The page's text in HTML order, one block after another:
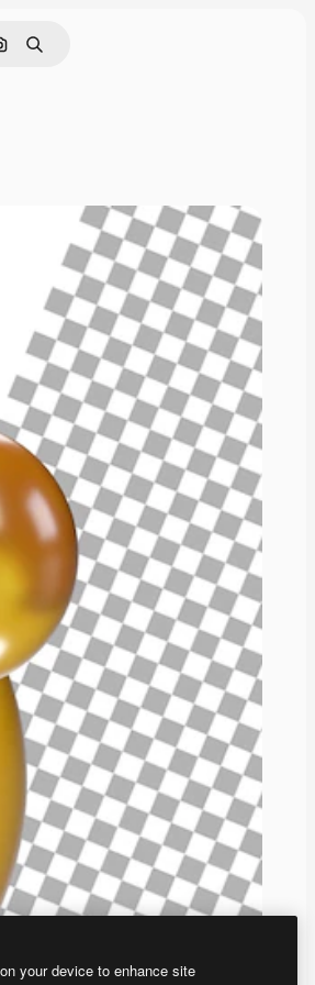
像で検索
検索
your device to enhance site